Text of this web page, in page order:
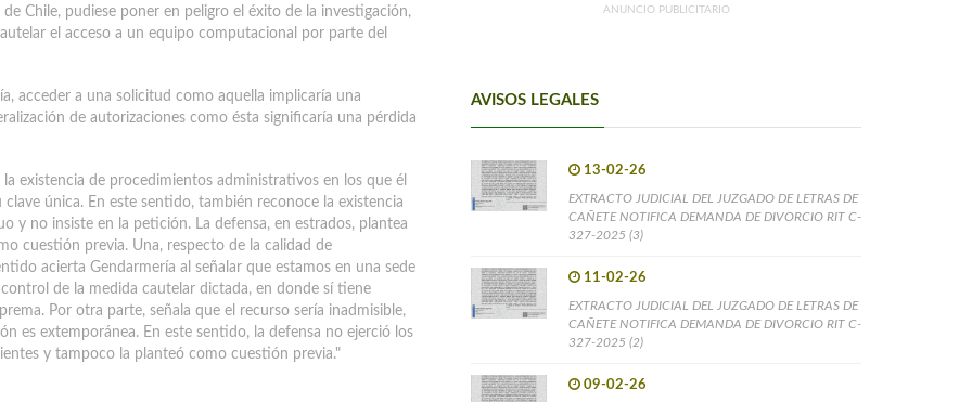
Chile, pudiese poner en peligro el éxito de la investigación,
el acceso a un equipo computacional por parte del
acceder a una solicitud como aquella implicaría una
de autorizaciones como ésta significaría una pérdida
la existencia de procedimientos administrativos en los que él
única. En este sentido, también reconoce la existencia
y no insiste en la petición. La defensa, en estrados, plantea
cuestión previa. Una, respecto de la calidad de
acierta Gendarmería al señalar que estamos en una sede
de la medida cautelar dictada, en donde sí tiene
Por otra parte, señala que el recurso sería inadmisible,
es extemporánea. En este sentido, la defensa no ejerció los
y tampoco la planteó como cuestión previa."
ANUNCIO PUBLICITARIO
AVISOS LEGALES
13-02-26
EXTRACTO JUDICIAL DEL JUZGADO DE LETRAS DE
CAÑETE NOTIFICA DEMANDA DE DIVORCIO RIT C-
327-2025 (3)
11-02-26
EXTRACTO JUDICIAL DEL JUZGADO DE LETRAS DE
CAÑETE NOTIFICA DEMANDA DE DIVORCIO RIT C-
327-2025 (2)
09-02-26